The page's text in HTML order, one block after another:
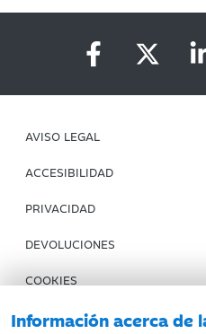
Información acerca de
AVISO LEGAL
ACCESIBILIDAD
PRIVACIDAD
DEVOLUCIONES
COOKIES
CONDICIONES DE COMPRA